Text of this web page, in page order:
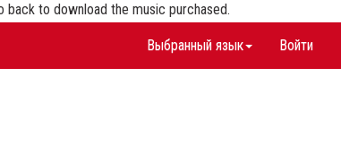
to download the music purchased.
Выбранный язык Войти